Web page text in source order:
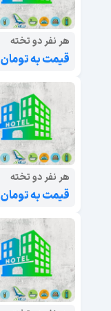
هر نفر دو تخته
قیمت به تومان
هر نفر دو تخته
قیمت به تومان